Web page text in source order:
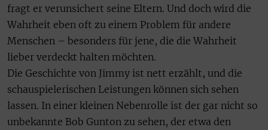
fragt er verunsichert seine Eltern. Und doch wird die
Wahrheit eben oft zu einem Problem für andere
Menschen – besonders für jene, die die Wahrheit
lieber verdeckt halten möchten.
Die Geschichte von Jimmy ist nett erzählt, und die
schauspielerischen Leistungen können sich sehen
lassen. In einer kleinen Nebenrolle ist der gar nicht so
unbekannte Bob Gunton zu sehen, der etwa den